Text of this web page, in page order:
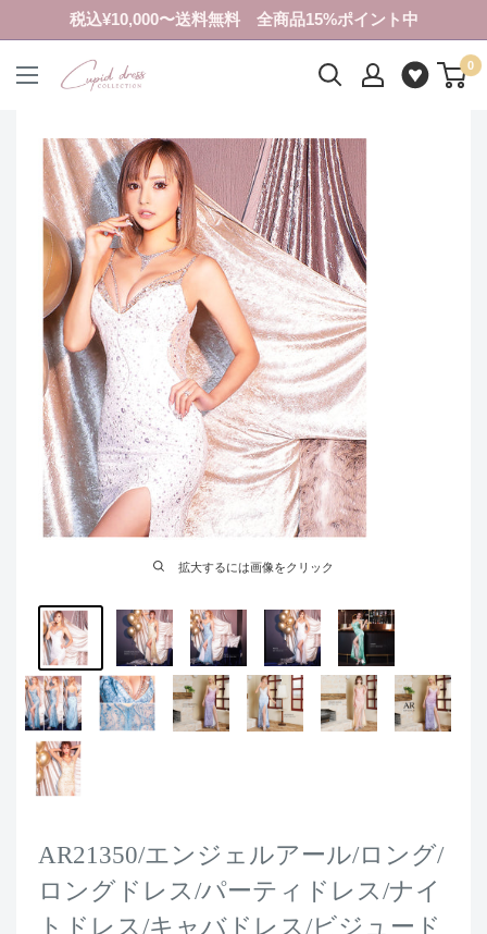
ン
税込¥10,000〜送料無料 全商品15%ポイント中
ク
ド
レ
ス
コ
レ
ク
シ
ョ
ン
0
拡大するには画像をクリック
AR21350/エンジェルアール/ロング/
ロングドレス/パーティドレス/ナイ
トドレス/キャバドレス/ビジュード